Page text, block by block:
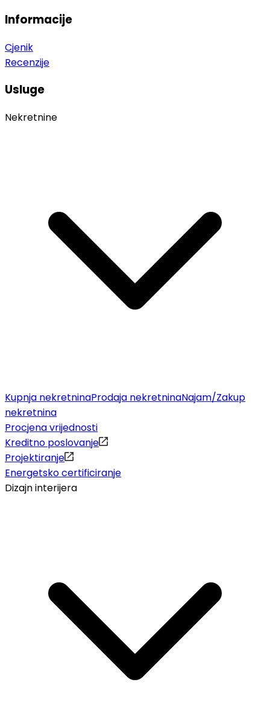
Informacije
Cjenik
Recenzije
Usluge
Nekretnine
Kupnja nekretninaProdaja nekretninaNajam/Zakup
nekretnina
Procjena vrijednosti
Kreditno poslovanje
Projektiranje
Energetsko certificiranje
Dizajn interijera